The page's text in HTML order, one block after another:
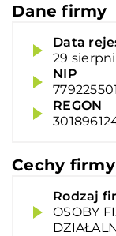
Dane firmy
Data
29
NIP
REGON
Cechy firmy
Rodzaj
OSOBY